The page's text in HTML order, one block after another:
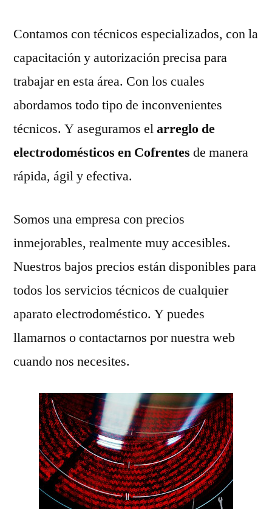
Contamos con técnicos especializados, con la
capacitación y autorización precisa para
trabajar en esta área. Con los cuales
abordamos todo tipo de inconvenientes
técnicos. Y aseguramos elarreglo de
electrodomésticos en Cofrentes de manera
rápida, ágil y efectiva.
Somos una empresa con precios
inmejorables, realmente muy accesibles.
Nuestros bajos precios están disponibles para
todos los servicios técnicos de cualquier
aparato electrodoméstico. Y puedes
llamarnos o contactarnos por nuestra web
cuando nos necesites.